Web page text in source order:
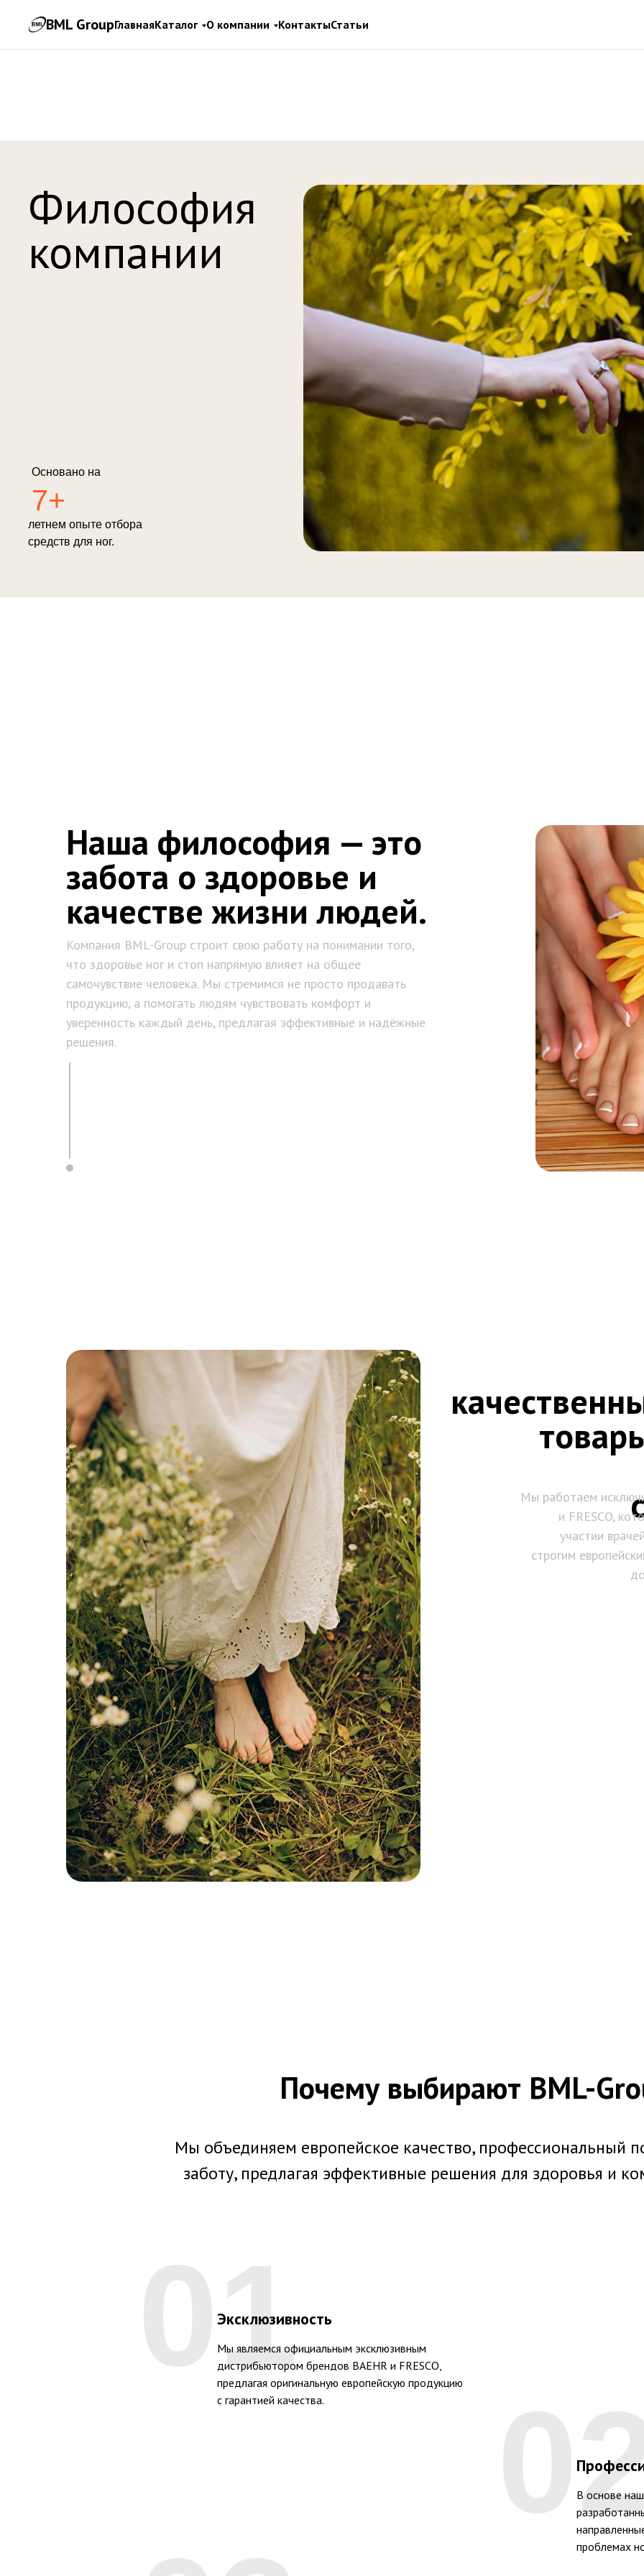
BML GroupГлавнаяКаталог О компании КонтактыСтатьи
летнем опыте отбора
Философия
компании
Наша философия — это
забота о здоровье и
качестве жизни людей.
Компания BML-Group строит свою работу на понимании того,
что здоровье ног и стоп напрямую влияет на общее
самочувствие человека. Мы стремимся не просто продавать
продукцию, а помогать людям чувствовать комфорт и
уверенность каждый день, предлагая эффективные и надёжные
решения.
Мы работаем
и FRESCO,
участии
строгим
Почему выбирают BML-
Мы объединяем европейское качество, профессиональный
заботу, предлагая эффективные решения для здоровья и
Эксклюзивность
Мы являемся официальным эксклюзивным
дистрибьютором брендов BAEHR и FRESCO,
предлагая оригинальную европейскую продукцию
с гарантией качества.
01
В основе
проблемах